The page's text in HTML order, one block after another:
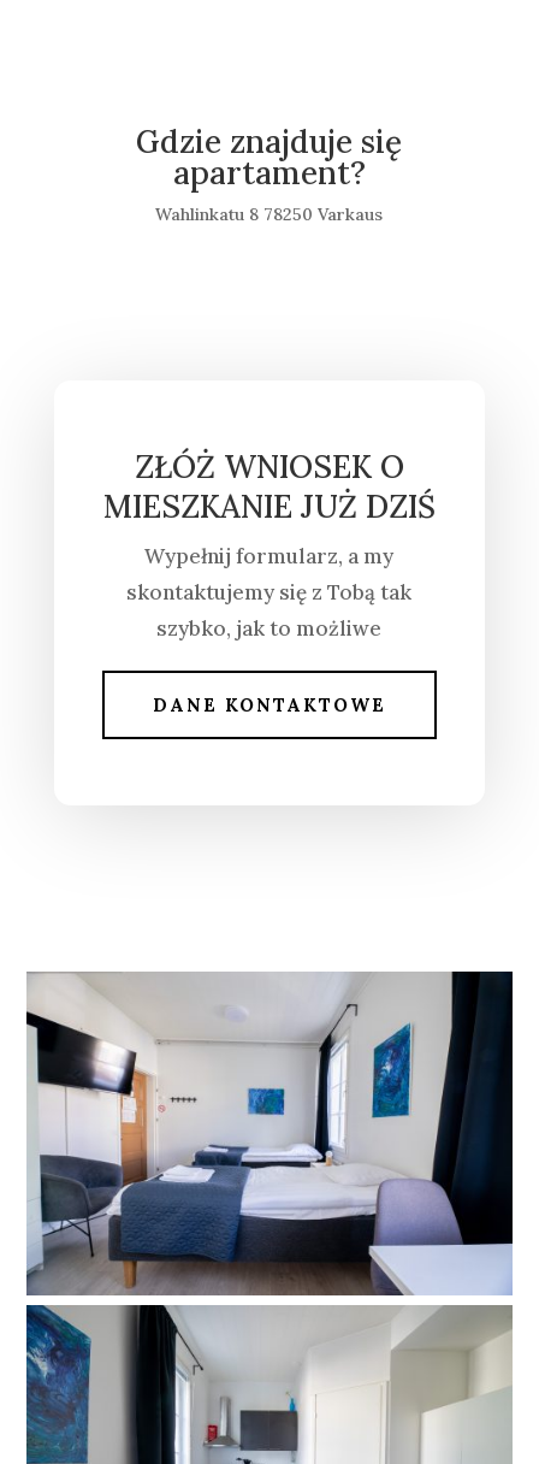
Gdzie znajduje się
apartament?
Wahlinkatu 8 78250 Varkaus
ZŁÓŻ WNIOSEK O
MIESZKANIE JUŻ DZIŚ
Wypełnij formularz, a my
skontaktujemy się z Tobą tak
szybko, jak to możliwe
DANE KONTAKTOWE